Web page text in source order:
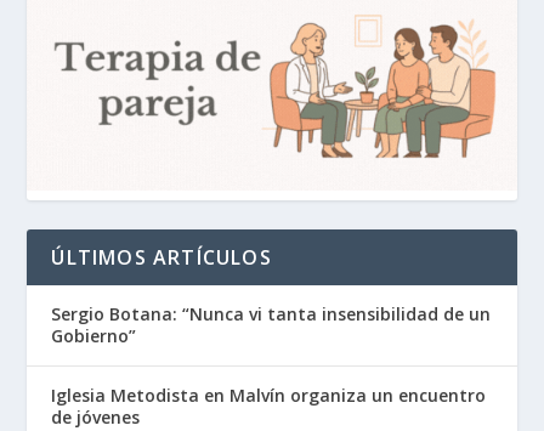
ÚLTIMOS ARTÍCULOS
Sergio Botana: “Nunca vi tanta insensibilidad de un
Gobierno”
Iglesia Metodista en Malvín organiza un encuentro
de jóvenes